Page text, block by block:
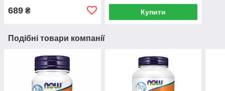
689 ₴ Купити
Подібні товари компанії